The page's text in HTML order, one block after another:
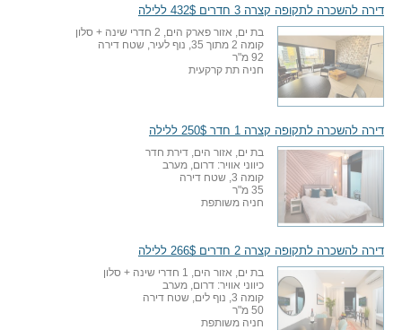
דירה להשכרה לתקופה קצרה 3 חדרים 432$ ללילה
בת ים, אזור פארק הים, 2 חדרי שינה + סלון
קומה 2 מתוך 35, נוף לעיר, שטח דירה
92 מ"ר
חניה תת קרקעית
דירה להשכרה לתקופה קצרה 1 חדר 250$ ללילה
בת ים, אזור הים, דירת חדר
כיווני אוויר: דרום, מערב
קומה 3, שטח דירה
35 מ"ר
חניה משותפת
דירה להשכרה לתקופה קצרה 2 חדרים 266$ ללילה
בת ים, אזור הים, 1 חדרי שינה + סלון
כיווני אוויר: דרום, מערב
קומה 3, נוף לים, שטח דירה
50 מ"ר
חניה משותפת